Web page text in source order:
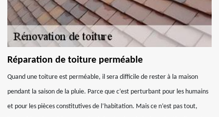
Réparation de toiture perméable
Quand une toiture est perméable, il sera difficile de rester à la maison
pendant la saison de la pluie. Parce que c’est perturbant pour les humains
et pour les pièces constitutives de l’habitation. Mais ce n’est pas tout,